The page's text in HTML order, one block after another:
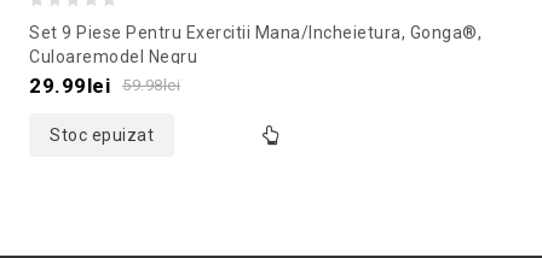
out
of
Set 9 Piese Pentru Exercitii Mana/incheietura, Gonga®,
Culoaremodel Negru
59.98lei
29.99lei
Stoc epuizat